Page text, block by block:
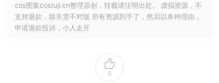
cos图集costuji.cn整理原创，转载请注明出处。 虚拟资源，不
支持退款，除非货不对版 所有资源到手了，然后以各种理由，
申请退款投诉，小人走开
0